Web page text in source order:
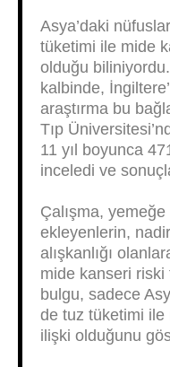
Asya’daki
tüketimi ile mide
olduğu
kalbinde,
araştırma bu
Tıp
11 yıl boyunca
inceledi ve
Çalışma,
ekleyenlerin,
alışkanlığı
mide kanseri riski
bulgu, sadece
de tuz tüketimi ile
ilişki olduğunu